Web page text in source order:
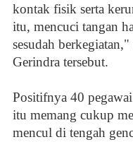
kontak fisik serta
itu, mencuci tangan
sesudah
Gerindra tersebut.
Positifnya 40
itu memang cukup
mencul di tengah